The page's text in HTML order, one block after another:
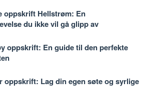
oppskrift Hellstrøm: En
du ikke vil gå glipp av
oppskrift: En guide til den perfekte
Lag din egen søte og syrlige